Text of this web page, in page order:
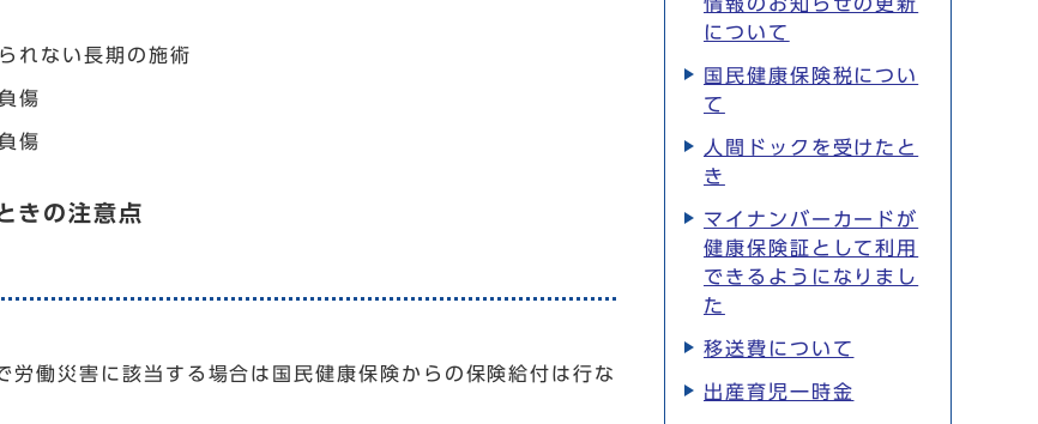
れない長期の施術
傷
傷
きの注意点
働災害に該当する場合は国民健康保険からの保険給付は行な
について
国民健康保険税につい
て
人間ドックを受けたと
き
マイナンバーカードが
健康保険証として利用
できるようになりまし
た
移送費について
出産育児一時金